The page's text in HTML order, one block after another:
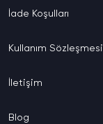
İade Koşulları
Kullanım Sözleşmesi
İletişim
Blog